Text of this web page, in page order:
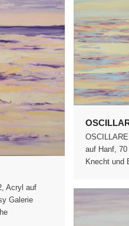
Acryl auf
Galerie
auf Hanf,
Knecht und